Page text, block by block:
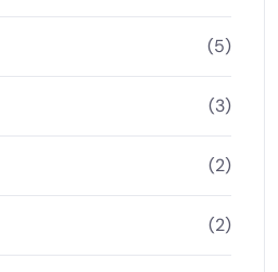
(5)
(3)
(2)
(2)